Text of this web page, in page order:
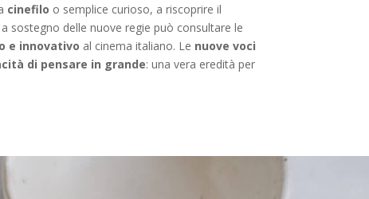
cinefilo o semplice curioso, a riscoprire il
sostegno delle nuove regie può consultare le
e innovativo al cinema italiano. Le nuove voci
di pensare in grande: una vera eredità per